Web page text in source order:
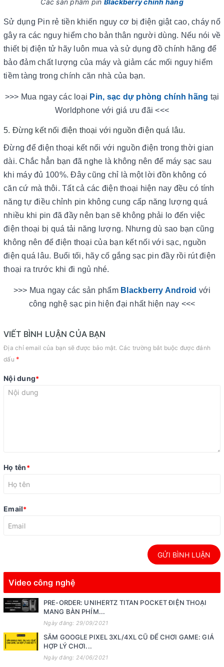
Sử dụng Pin rẻ tiền khiến nguy cơ bị điện giật cao, cháy nổ
gây ra các nguy hiểm cho bản thân người dùng. Nếu nói về
thiết bị điện tử hãy luôn mua và sử dụng đồ chính hãng để
bảo đảm chất lượng của máy và giảm các mối nguy hiểm
tiềm tàng trong chính căn nhà của bạn.
>>> Mua ngay các loại Pin, sạc dự phòng chính hãng tại
Worldphone với giá ưu đãi <<<
5. Đừng kết nối điện thoại với nguồn điện quá lâu.
Đừng để điện thoại kết nối với nguồn điện trong thời gian
dài. Chắc hẳn bạn đã nghe là không nên để máy sạc sau
khi máy đủ 100%. Đây cũng chỉ là một lời đồn không có
căn cứ mà thôi. Tất cả các điện thoại hiện nay đều có tính
năng tự điều chỉnh pin không cung cấp năng lượng quá
nhiều khi pin đã đầy nên bạn sẽ không phải lo đến việc
điện thoại bị quá tải năng lượng. Nhưng dù sao bạn cũng
không nên để điện thoại của bạn kết nối với sạc, nguồn
điện quá lâu. Buổi tối, hãy cố gắng sạc pin đầy rồi rút điện
thoại ra trước khi đi ngủ nhé.
>>> Mua ngay các sản phẩm Blackberry Android với
công nghệ sạc pin hiện đại nhất hiện nay <<<
VIẾT BÌNH LUẬN CỦA BẠN
Địa chỉ email của bạn sẽ được bảo mật. Các trường bắt buộc được đánh
dấu *
Nội dung*
Họ tên*
Email*
GỬI BÌNH LUẬN
Video công nghệ
PRE-ORDER: UNIHERTZ TITAN POCKET ĐIỆN THOẠI
MANG BÀN PHÍM...
Ngày đăng: 29/09/2021
SẮM GOOGLE PIXEL 3XL/4XL CŨ ĐỂ CHƠI GAME: GIÁ
HỢP LÝ CHƠI...
Ngày đăng: 24/06/2021